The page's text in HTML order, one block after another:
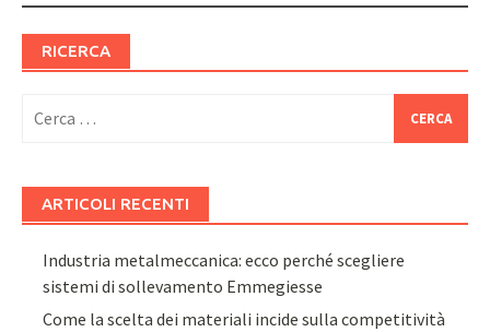
RICERCA
per:
ARTICOLI RECENTI
Industria metalmeccanica: ecco perché scegliere
sistemi di sollevamento Emmegiesse
Come la scelta dei materiali incide sulla competitività